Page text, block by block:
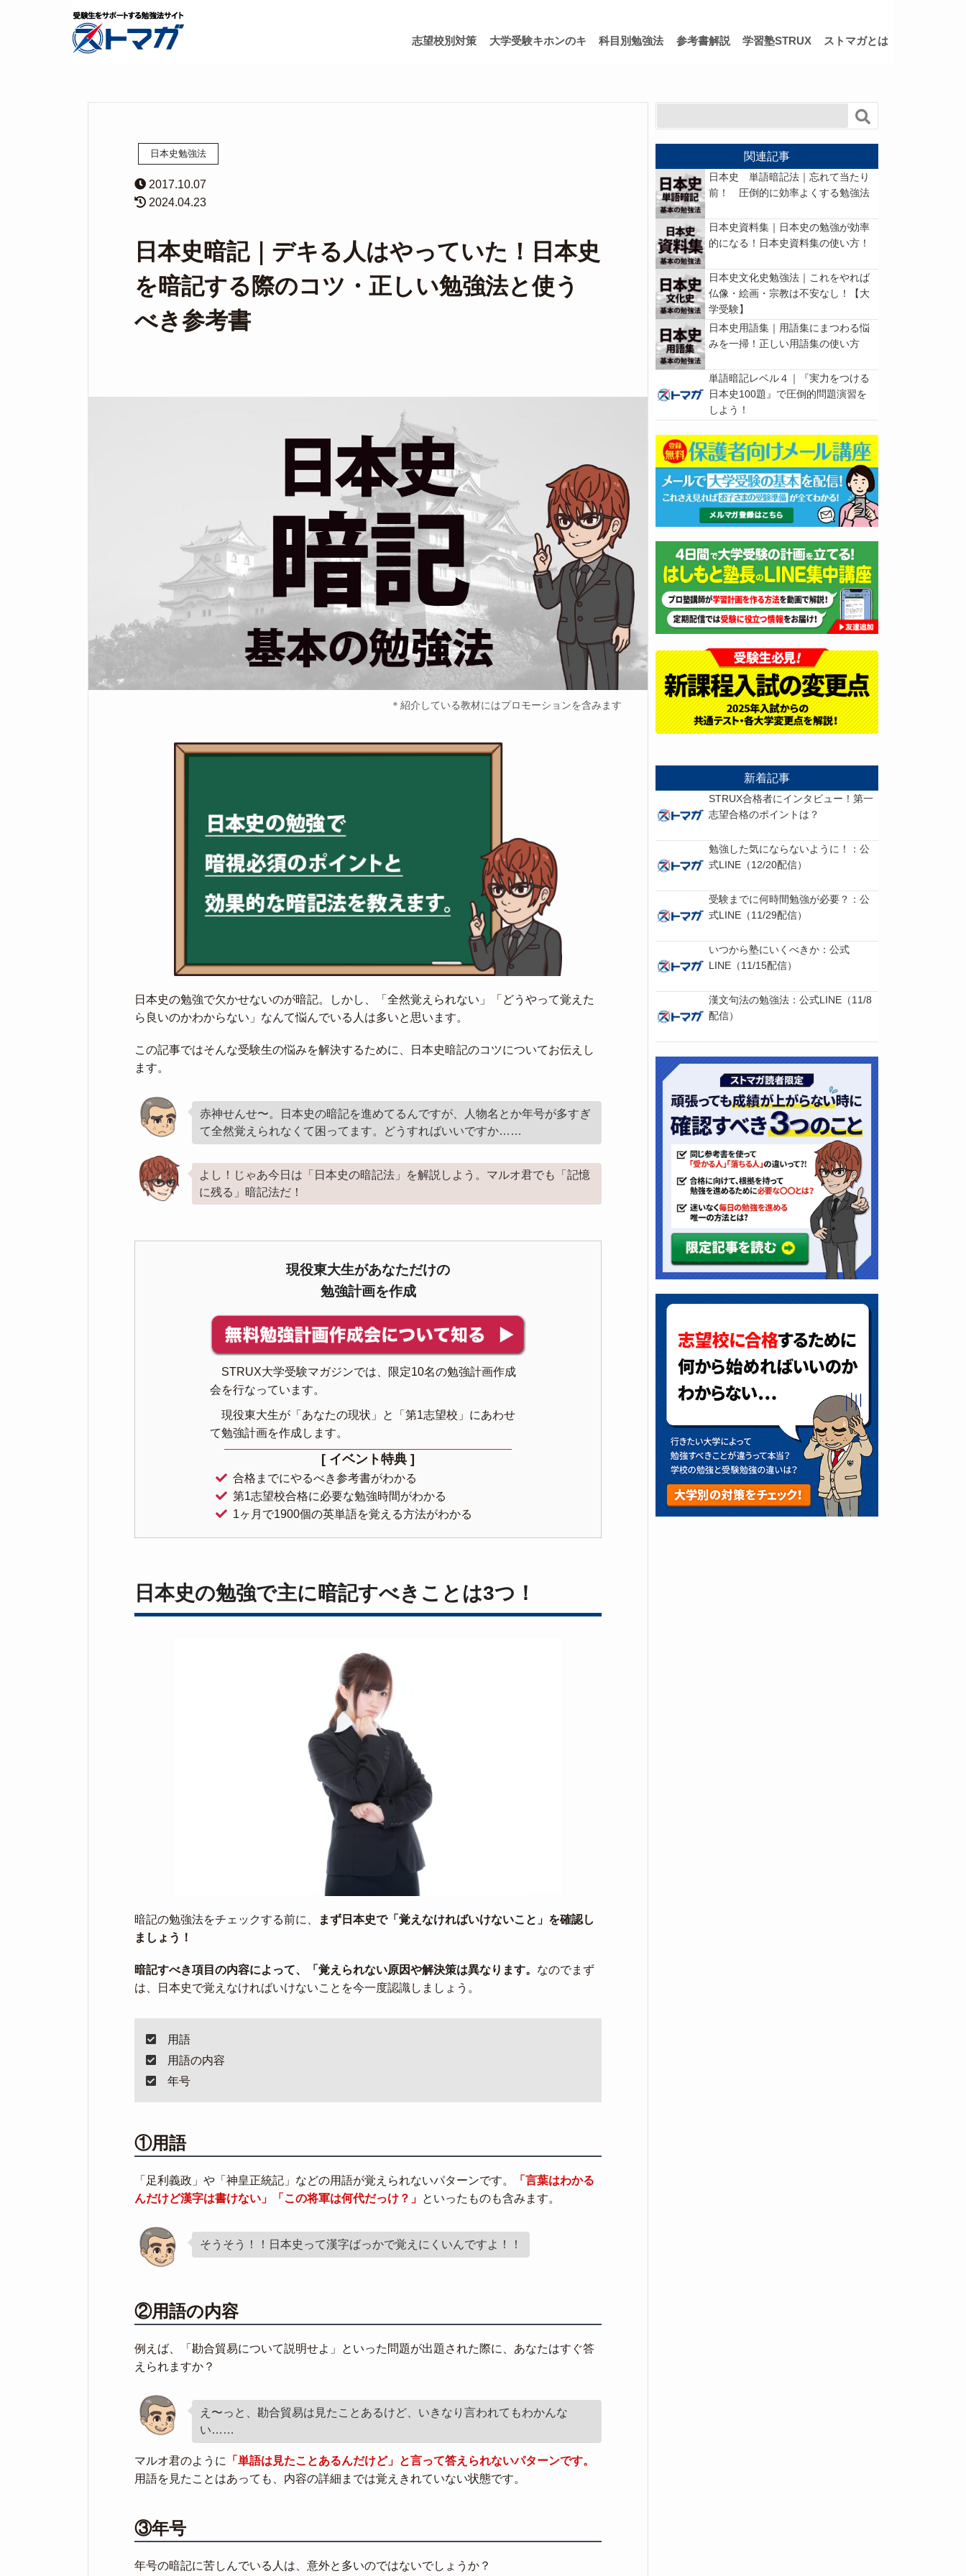
志望校別対策 大学受験キホンのキ 科目別勉強法 参考書解説 学習塾STRUX ストマガとは
日本史勉強法
2017.10.07
2024.04.23
日本史暗記｜デキる人はやっていた！日本史
を暗記する際のコツ・正しい勉強法と使う
べき参考書
＊紹介している教材にはプロモーションを含みます
日本史の勉強で欠かせないのが暗記。しかし、「全然覚えられない」「どうやって覚えた
ら良いのかわからない」なんて悩んでいる人は多いと思います。
この記事ではそんな受験生の悩みを解決するために、日本史暗記のコツについてお伝えし
ます。
赤神せんせ〜。日本史の暗記を進めてるんですが、人物名とか年号が多すぎ
て全然覚えられなくて困ってます。どうすればいいですか……
よし！じゃあ今日は「日本史の暗記法」を解説しよう。マルオ君でも「記憶
に残る」暗記法だ！
現役東大生があなただけの
勉強計画を作成
STRUX大学受験マガジンでは、限定10名の勉強計画作成
会を行なっています。
現役東大生が「あなたの現状」と「第1志望校」にあわせ
て勉強計画を作成します。
[ イベント特典 ]
合格までにやるべき参考書がわかる
第1志望校合格に必要な勉強時間がわかる
1ヶ月で1900個の英単語を覚える方法がわかる
日本史の勉強で主に暗記すべきことは3つ！
暗記の勉強法をチェックする前に、
まず日本史で「覚えなければいけないこと」を確認し
ましょう！
暗記すべき項目の内容によって、「覚えられない原因や解決策は異なります。 なのでまず
は、日本史で覚えなければいけないことを今一度認識しましょう。
用語
用語の内容
年号
①用語
「足利義政」や「神皇正統記」などの用語が覚えられないパターンです。
「言葉はわかる
んだけど漢字は書けない」「この将軍は何代だっけ？」 といったものも含みます。
そうそう！！日本史って漢字ばっかで覚えにくいんですよ！！
②用語の内容
例えば、「勘合貿易について説明せよ」といった問題が出題された際に、あなたはすぐ答
えられますか？
え〜っと、勘合貿易は見たことあるけど、いきなり言われてもわかんな
い……
マルオ君のように
「単語は見たことあるんだけど」と言って答えられないパターンです。
用語を見たことはあっても、内容の詳細までは覚えきれていない状態です。
③年号
年号の暗記に苦しんでいる人は、意外と多いのではないでしょうか？
関連記事
日本史 単語暗記法｜忘れて当たり
前！ 圧倒的に効率よくする勉強法
日本史資料集｜日本史の勉強が効率
的になる！日本史資料集の使い方！
日本史文化史勉強法｜これをやれば
仏像・絵画・宗教は不安なし！【大
学受験】
日本史用語集｜用語集にまつわる悩
みを一掃！正しい用語集の使い方
単語暗記レベル４｜『実力をつける
日本史100題』で圧倒的問題演習を
しよう！
新着記事
STRUX合格者にインタビュー！第一
志望合格のポイントは？
勉強した気にならないように！：公
式LINE（12/20配信）
受験までに何時間勉強が必要？：公
式LINE（11/29配信）
いつから塾にいくべきか：公式
LINE（11/15配信）
漢文句法の勉強法：公式LINE（11/8
配信）